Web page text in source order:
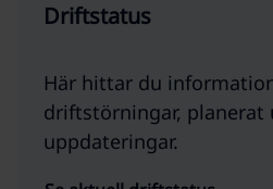
Driftstatus
Här hittar du
driftstörningar, planerat
uppdateringar.